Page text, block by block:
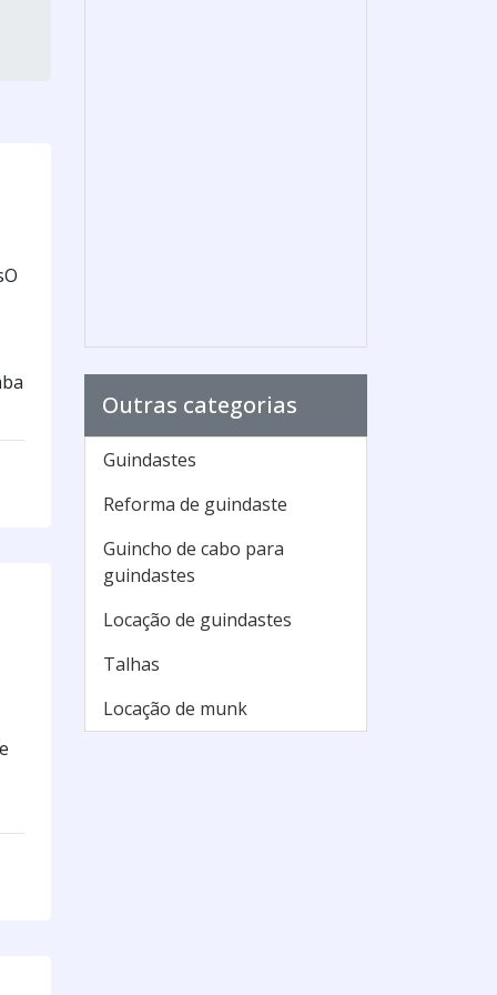
Outras categorias
Guindastes
Reforma de guindaste
Guincho de cabo para
guindastes
Locação de guindastes
Talhas
Locação de munk